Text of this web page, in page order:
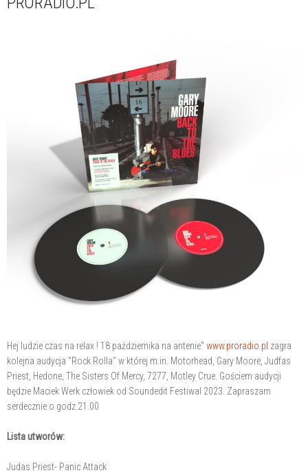
Hej ludzie czas na relax ! 18 października na antenie" www.proradio.pl zagra
kolejna audycja "Rock Rolla" w której m.in. Motorhead, Gary Moore, Judfas
Priest, Hedone, The Sisters Of Mercy, 7277, Motley Crue. Gościem audycji
będzie Maciek Werk człowiek od Soundedit Festiwal 2023. Zapraszam
serdecznie o godz.21.00
Lista utworów:
Judas Priest- Panic Attack